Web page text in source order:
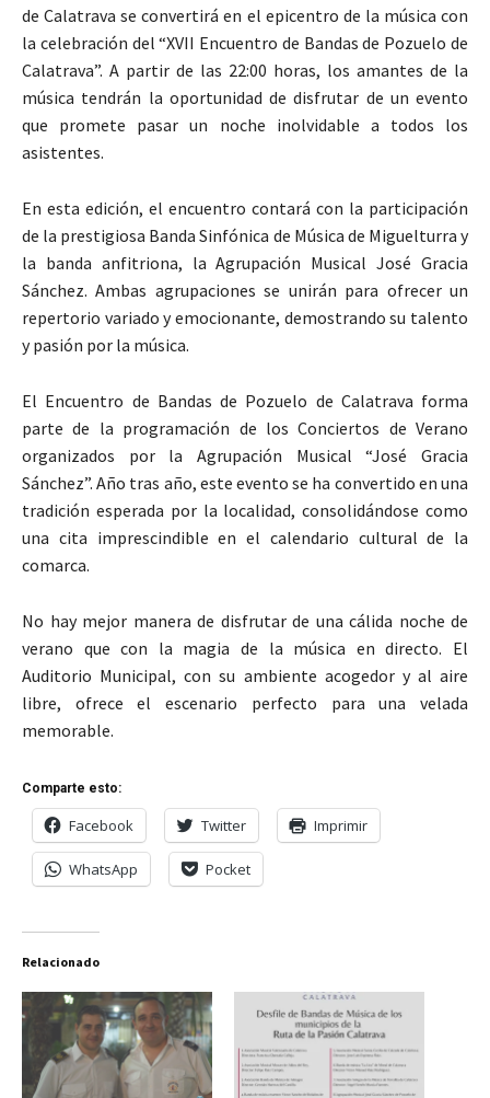
de Calatrava se convertirá en el epicentro de la música con
la celebración del “XVII Encuentro de Bandas de Pozuelo de
Calatrava”. A partir de las 22:00 horas, los amantes de la
música tendrán la oportunidad de disfrutar de un evento
que promete pasar un noche inolvidable a todos los
asistentes.
En esta edición, el encuentro contará con la participación
de la prestigiosa Banda Sinfónica de Música de Miguelturra y
la banda anfitriona, la Agrupación Musical José Gracia
Sánchez. Ambas agrupaciones se unirán para ofrecer un
repertorio variado y emocionante, demostrando su talento
y pasión por la música.
El Encuentro de Bandas de Pozuelo de Calatrava forma
parte de la programación de los Conciertos de Verano
organizados por la Agrupación Musical “José Gracia
Sánchez”. Año tras año, este evento se ha convertido en una
tradición esperada por la localidad, consolidándose como
una cita imprescindible en el calendario cultural de la
comarca.
No hay mejor manera de disfrutar de una cálida noche de
verano que con la magia de la música en directo. El
Auditorio Municipal, con su ambiente acogedor y al aire
libre, ofrece el escenario perfecto para una velada
memorable.
Comparte esto:
Facebook Twitter Imprimir
WhatsApp Pocket
Relacionado